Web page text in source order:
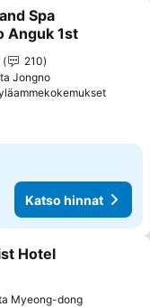
Spa
Anguk 1st
210
Jongno
Katso
Katso hinnat
Hotel
Myeong-dong